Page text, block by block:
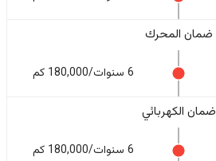
ضمان المحرك
6 سنوات/180,000 كم
ضمان الكهربائي
6 سنوات/180,000 كم